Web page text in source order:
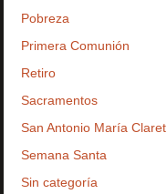
Pobreza
Primera Comunión
Retiro
Sacramentos
San Antonio María Claret
Semana Santa
Sin categoría